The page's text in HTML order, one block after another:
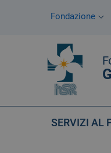
Vai al menu di
Fondazione
SERVIZI AL